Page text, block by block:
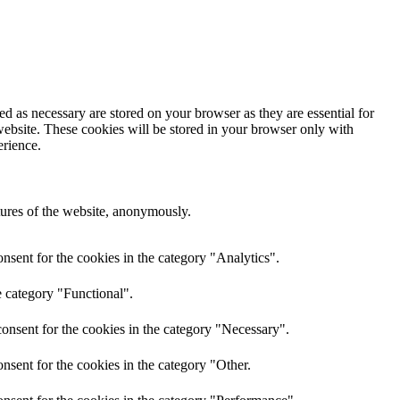
necessary are stored on your browser as they are essential for
These cookies will be stored in your browser only with
of the website, anonymously.
for the cookies in the category "Analytics".
category "Functional".
for the cookies in the category "Necessary".
for the cookies in the category "Other.